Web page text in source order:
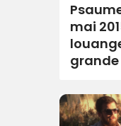
mai
grande